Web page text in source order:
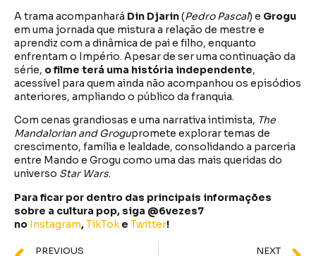
A trama acompanhará Din Djarin(Pedro Pascal) e Grogu
em uma jornada que mistura a relação de mestre e
aprendiz com a dinâmica de pai e filho, enquanto
enfrentam o Império. Apesar de ser uma continuação da
série, o filme terá uma história independente,
acessível para quem ainda não acompanhou os episódios
anteriores, ampliando o público da franquia.
Com cenas grandiosas e uma narrativa intimista, The
Mandalorian and Grogupromete explorar temas de
crescimento, família e lealdade, consolidando a parceria
entre Mando e Grogu como uma das mais queridas do
universo Star Wars.
Para ficar por dentro das principais informações
sobre a cultura pop, siga @6vezes7
no Instagram,TikToke Twitter!
PREVIOUS NEXT